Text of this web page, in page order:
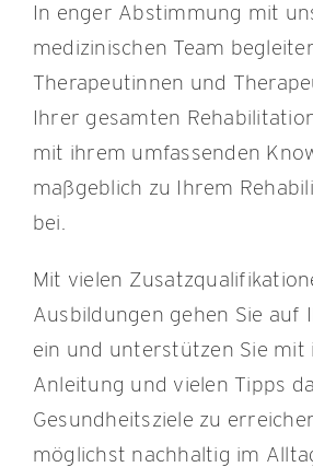
In enger Abstimmung mit
medizinischen Team
Therapeutinnen und
Ihrer gesamten
mit ihrem umfassenden
maßgeblich zu Ihrem
bei.
Mit vielen
Ausbildungen gehen Sie auf
ein und unterstützen Sie mit
Anleitung und vielen Tipps
Gesundheitsziele zu
möglichst nachhaltig im